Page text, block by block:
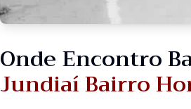
Onde Encontro
Jundiaí Bairro